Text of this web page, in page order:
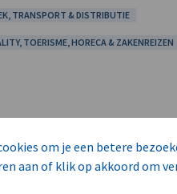
om je een betere
aan of klik op akkoord om
TRANSPORT & DISTRIBUTIE
TOERISME, HORECA & ZAKENREIZEN